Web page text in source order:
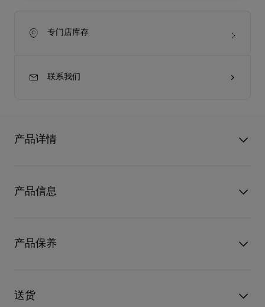
专门店库存
联系我们
产品详情
的修长尖鞋头设计风格大胆，隽永优雅。120公厘幼细鞋跟巧妙
露出标志性Loubi红鞋底，而Blush杏色小牛漆皮鞋帮更配上彰显
产品信息
颜色
杏色
物料
漆皮
产品保养
革产品需要深层清洁还是保养护理，我们也能为尽应所需，确保
您心仪的设计耐用经年。 请小心护理闪亮皮革产品，以免品质受
送货